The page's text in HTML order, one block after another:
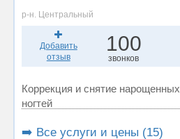
р-н. Центральный
Добавить
отзыв
100
звонков
Коррекция и снятие нарощенных
ногтей
➡️ Все услуги и цены (15)